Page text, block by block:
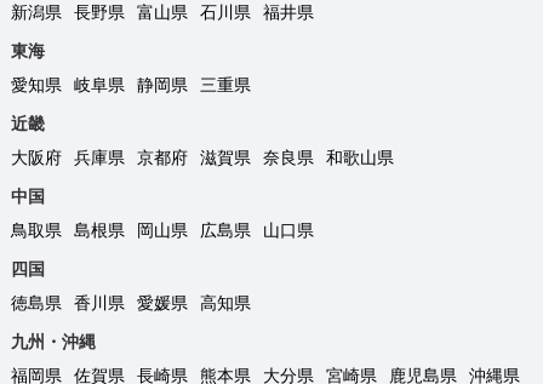
新潟県
長野県 富山県 石川県
福井県
東海
愛知県
岐阜県 静岡県
三重県
近畿
大阪府
兵庫県 京都府 滋賀県 奈良県
和歌山県
中国
鳥取県
島根県 岡山県 広島県
山口県
四国
徳島県
香川県 愛媛県
高知県
九州・沖縄
福岡県
佐賀県 長崎県 熊本県 大分県 宮崎県 鹿児島県 沖縄県